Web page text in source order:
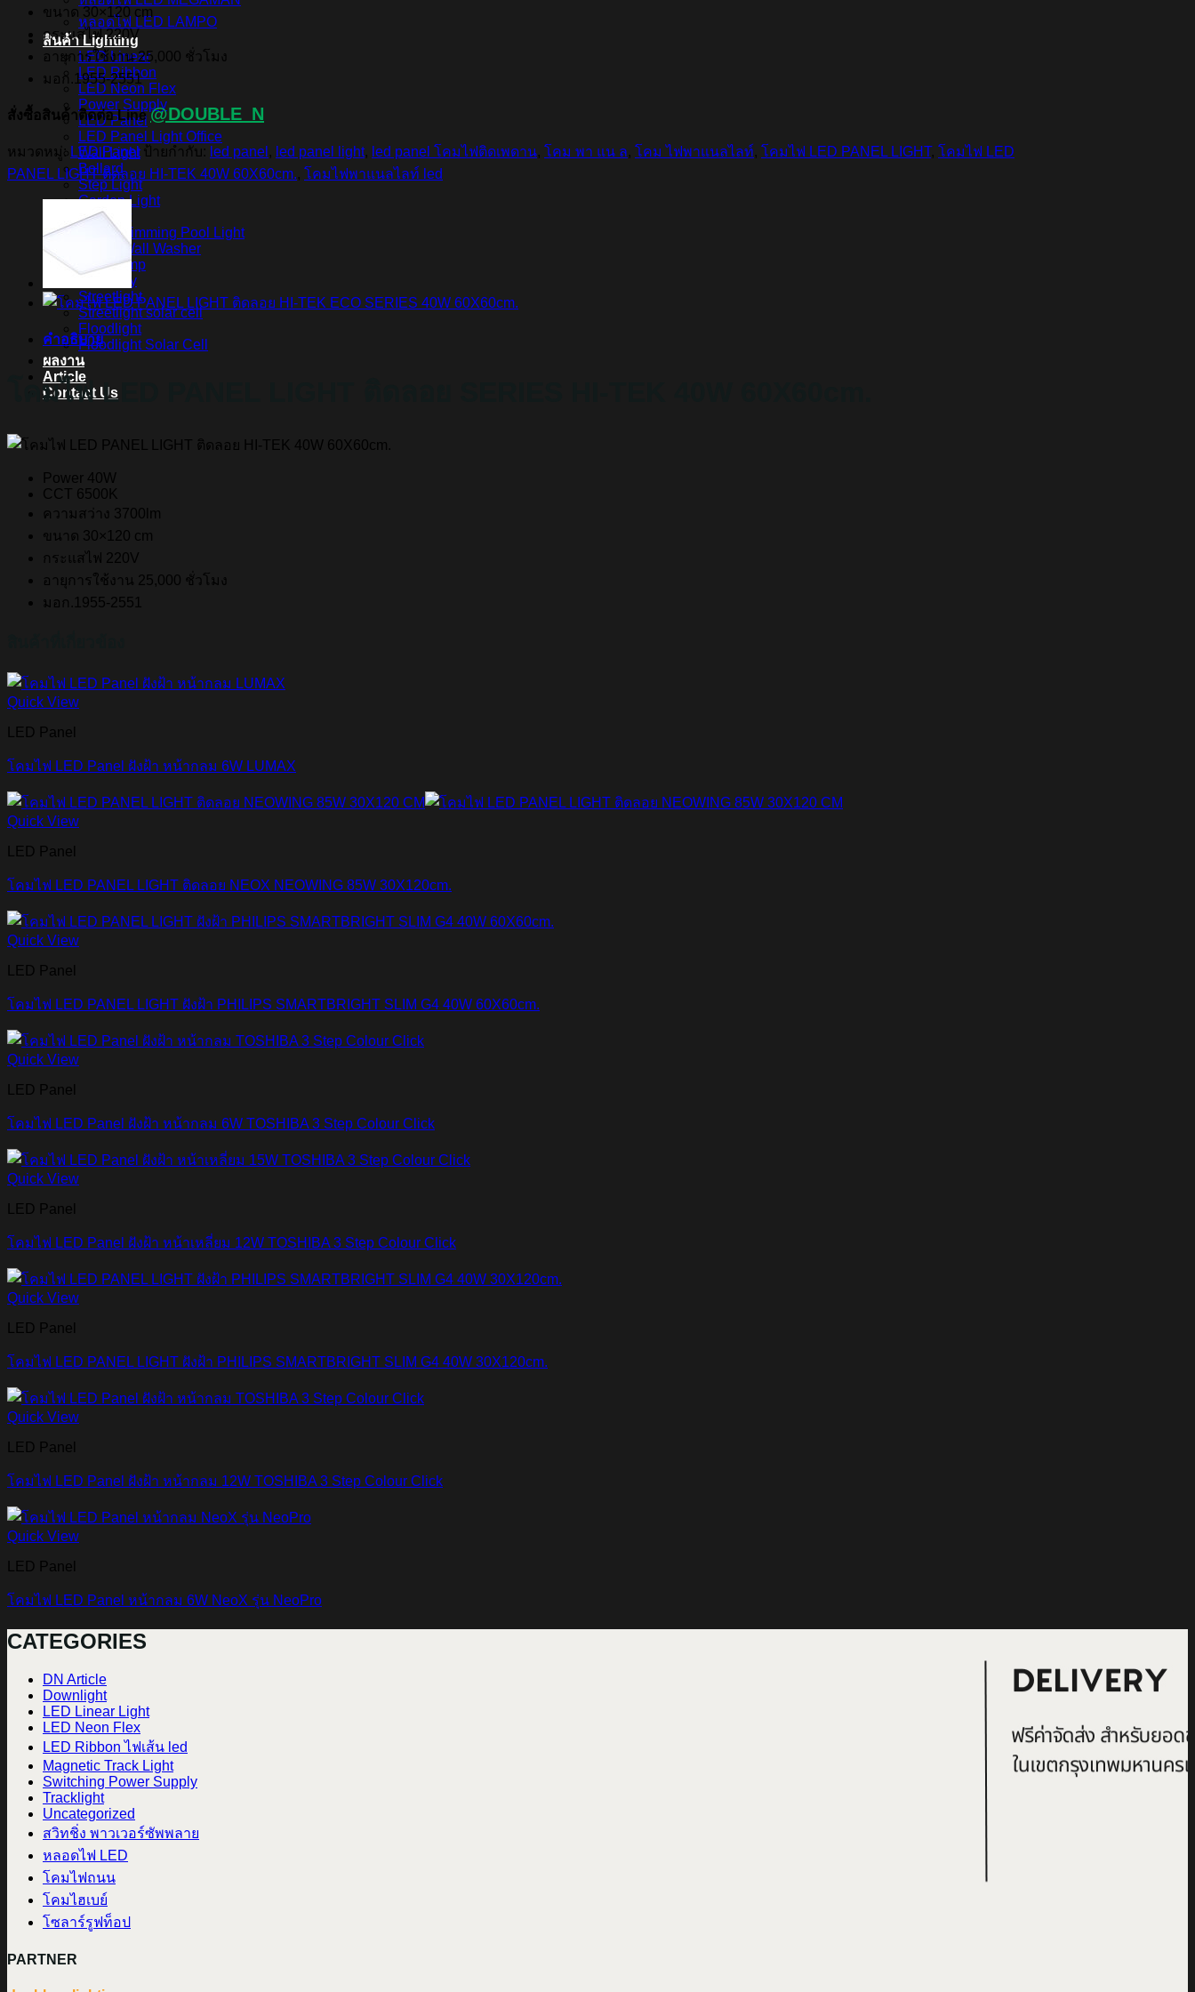
หลอดไฟ LED LAMPO
สินค้า Lighting
LED Linear
LED Ribbon
LED Neon Flex
Power Supply
LED Panel
LED Panel Light Office
Wall Light
Bollard
Step Light
Garden Light
Up Light
LED Swimming Pool Light
Linear Wall Washer
Post Lamp
High Bay
Streetlight
Streetlight solar cell
Floodlight
Floodlight Solar Cell
ผลงาน
Article
Contact Us
ขนาด 30×120 cm
กระแสไฟ 220V
อายุการใช้งาน 25,000 ชั่วโมง
มอก.1955-2551
สั่งซื้อสินค้าติดต่อ Line @DOUBLE_N
หมวดหมู่: LED Panel ป้ายกำกับ: led panel , led panel light, led panel โคมไฟติดเพดาน, โคม พา แน ล, โคม ไฟพาแนลไลท์, โคมไฟ LED PANEL LIGHT, โคมไฟ LED
PANEL LIGHT ติดลอย HI-TEK 40W 60X60cm., โคมไฟพาแนลไลท์ led
คำอธิบาย
โคมไฟ LED PANEL LIGHT ติดลอย SERIES HI-TEK 40W 60X60cm.
Power 40W
CCT 6500K
ความสว่าง 3700lm
ขนาด 30×120 cm
กระแสไฟ 220V
อายุการใช้งาน 25,000 ชั่วโมง
มอก.1955-2551
Quick View
LED Panel
โคมไฟ LED Panel ฝังฝ้า หน้ากลม 6W LUMAX
Quick View
LED Panel
โคมไฟ LED PANEL LIGHT ติดลอย NEOX NEOWING 85W 30X120cm.
Quick View
LED Panel
โคมไฟ LED PANEL LIGHT ฝังฝ้า PHILIPS SMARTBRIGHT SLIM G4 40W 60X60cm.
Quick View
LED Panel
โคมไฟ LED Panel ฝังฝ้า หน้ากลม 6W TOSHIBA 3 Step Colour Click
Quick View
LED Panel
โคมไฟ LED Panel ฝังฝ้า หน้าเหลี่ยม 12W TOSHIBA 3 Step Colour Click
Quick View
LED Panel
โคมไฟ LED PANEL LIGHT ฝังฝ้า PHILIPS SMARTBRIGHT SLIM G4 40W 30X120cm.
Quick View
LED Panel
โคมไฟ LED Panel ฝังฝ้า หน้ากลม 12W TOSHIBA 3 Step Colour Click
Quick View
LED Panel
โคมไฟ LED Panel หน้ากลม 6W NeoX รุ่น NeoPro
CATEGORIES
DN Article
Downlight
LED Linear Light
LED Neon Flex
LED Ribbon ไฟเส้น led
Magnetic Track Light
Switching Power Supply
Tracklight
Uncategorized
สวิทชิ่ง พาวเวอร์ซัพพลาย
หลอดไฟ LED
โคมไฟถนน
โคมไฮเบย์
โซลาร์รูฟท็อป
PARTNER